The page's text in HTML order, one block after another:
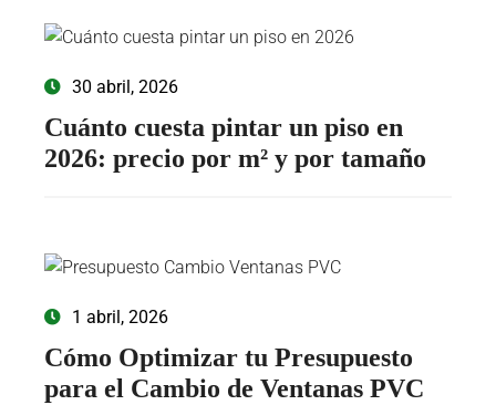
30 abril, 2026
Cuánto cuesta pintar un piso en
2026: precio por m² y por tamaño
1 abril, 2026
Cómo Optimizar tu Presupuesto
para el Cambio de Ventanas PVC